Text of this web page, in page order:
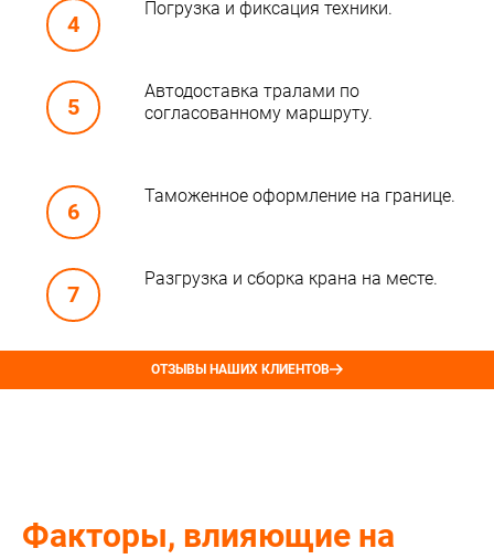
Погрузка и фиксация техники.
Автодоставка тралами по
согласованному маршруту.
Таможенное оформление на границе.
Разгрузка и сборка крана на месте.
ОТЗЫВЫ НАШИХ КЛИЕНТОВ
Факторы, влияющие на